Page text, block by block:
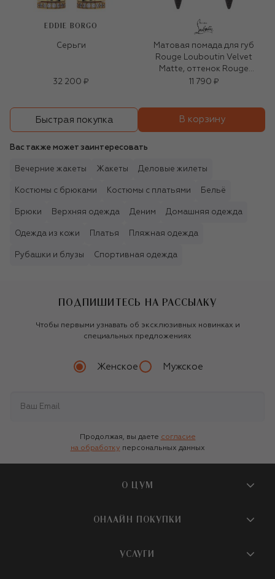
EDDIE BORGO
Серьги
32 200 ₽
Матовая помада для губ
Rouge Louboutin Velvet
Matte, оттенок Rouge
Louboutin
11 790 ₽
Быстрая покупка В корзину
Вас также может заинтересовать
Вечерние жакеты Жакеты Деловые жилеты
Костюмы с брюками Костюмы с платьями Бельё
Брюки Верхняя одежда Деним Домашняя одежда
Одежда из кожи Платья Пляжная одежда
Рубашки и блузы Спортивная одежда
ПОДПИШИТЕСЬ НА РАССЫЛКУ
Чтобы первыми узнавать об эксклюзивных новинках и
специальных предложениях
Женское Мужское
Продолжая, вы даете согласие
на обработку персональных данных
О ЦУМ
О магазине
Бутики и ПВЗ ЦУМ
ОНЛАЙН ПОКУПКИ
УСЛУГИ